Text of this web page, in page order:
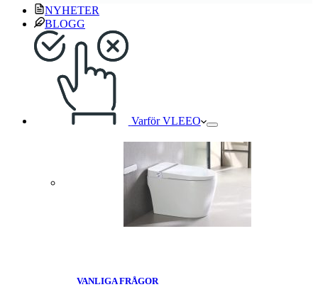
NYHETER
BLOGG
Varför VLEEO
VANLIGA FRÅGOR